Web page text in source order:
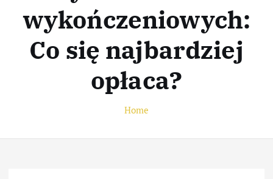
wykończeniowych:
Co się najbardziej
opłaca?
Home